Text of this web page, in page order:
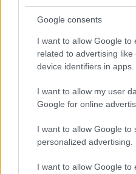
Google consents
I want to allow Google to
related to advertising
device identifiers in apps.
I want to allow my user
Google for online
I want to allow Google to
personalized advertising.
I want to allow Google to
Cognome e Nome *
Numero di telefono